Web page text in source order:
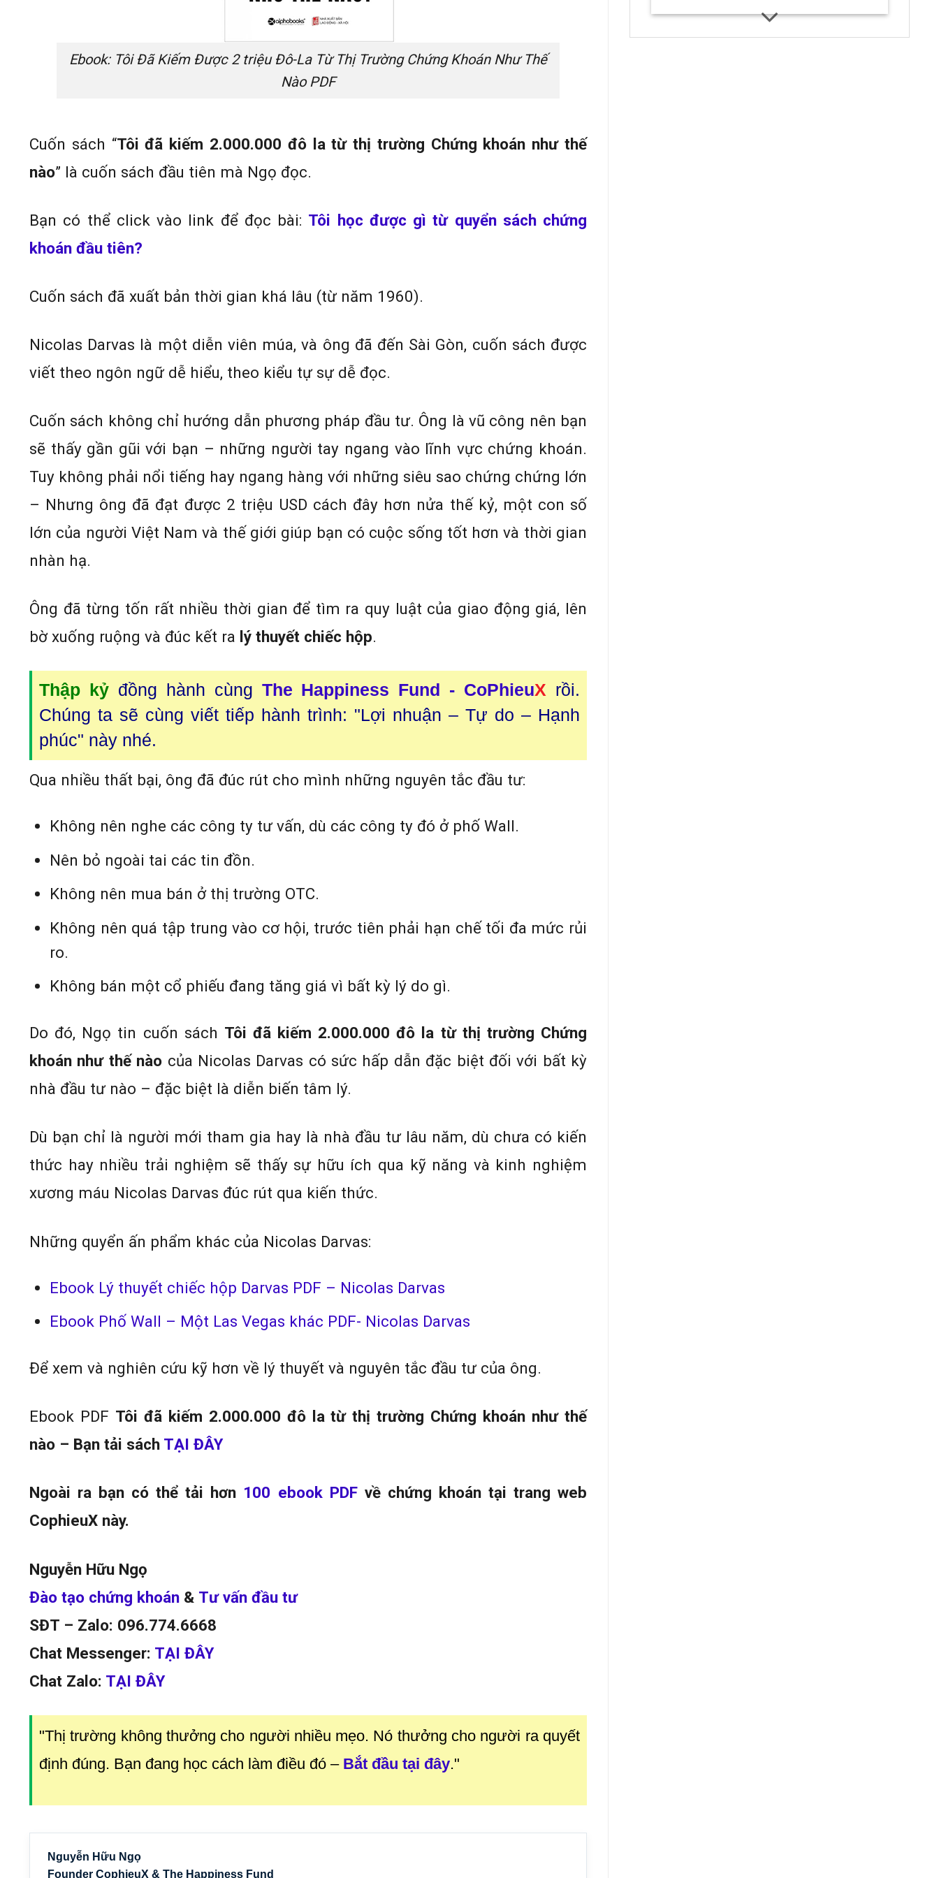
Ebook: Tôi Đã Kiếm Được 2 triệu Đô-La Từ Thị Trường Chứng Khoán Như Thế
Nào PDF
Cuốn sách “Tôi đã kiếm 2.000.000 đô la từ thị trường Chứng khoán như thế
nào” là cuốn sách đầu tiên mà Ngọ đọc.
Bạn có thể click vào link để đọc bài: Tôi học được gì từ quyển sách chứng
khoán đầu tiên?
Cuốn sách đã xuất bản thời gian khá lâu (từ năm 1960).
Nicolas Darvas là một diễn viên múa, và ông đã đến Sài Gòn, cuốn sách được
viết theo ngôn ngữ dễ hiểu, theo kiểu tự sự dễ đọc.
Cuốn sách không chỉ hướng dẫn phương pháp đầu tư. Ông là vũ công nên bạn
sẽ thấy gần gũi với bạn – những người tay ngang vào lĩnh vực chứng khoán.
Tuy không phải nổi tiếng hay ngang hàng với những siêu sao chứng chứng lớn
– Nhưng ông đã đạt được 2 triệu USD cách đây hơn nửa thế kỷ, một con số
lớn của người Việt Nam và thế giới giúp bạn có cuộc sống tốt hơn và thời gian
nhàn hạ.
Ông đã từng tốn rất nhiều thời gian để tìm ra quy luật của giao động giá, lên
bờ xuống ruộng và đúc kết ra lý thuyết chiếc hộp.
Thập kỷ đồng hành cùng The Happiness Fund - CoPhieuX rồi.
Chúng ta sẽ cùng viết tiếp hành trình: "Lợi nhuận – Tự do – Hạnh
phúc" này nhé.
Qua nhiều thất bại, ông đã đúc rút cho mình những nguyên tắc đầu tư:
Không nên nghe các công ty tư vấn, dù các công ty đó ở phố Wall.
Nên bỏ ngoài tai các tin đồn.
Không nên mua bán ở thị trường OTC.
Không nên quá tập trung vào cơ hội, trước tiên phải hạn chế tối đa mức rủi
ro.
Không bán một cổ phiếu đang tăng giá vì bất kỳ lý do gì.
Do đó, Ngọ tin cuốn sách Tôi đã kiếm 2.000.000 đô la từ thị trường Chứng
khoán như thế nào của Nicolas Darvas có sức hấp dẫn đặc biệt đối với bất kỳ
nhà đầu tư nào – đặc biệt là diễn biến tâm lý.
Dù bạn chỉ là người mới tham gia hay là nhà đầu tư lâu năm, dù chưa có kiến
thức hay nhiều trải nghiệm sẽ thấy sự hữu ích qua kỹ năng và kinh nghiệm
xương máu Nicolas Darvas đúc rút qua kiến thức.
Những quyển ấn phẩm khác của Nicolas Darvas:
Ebook Lý thuyết chiếc hộp Darvas PDF – Nicolas Darvas
Ebook Phố Wall – Một Las Vegas khác PDF- Nicolas Darvas
Để xem và nghiên cứu kỹ hơn về lý thuyết và nguyên tắc đầu tư của ông.
Ebook PDF Tôi đã kiếm 2.000.000 đô la từ thị trường Chứng khoán như thế
nào – Bạn tải sách TẠI ĐÂY
Ngoài ra bạn có thể tải hơn 100 ebook PDFvề chứng khoán tại trang web
CophieuX này.
Nguyễn Hữu Ngọ
Đào tạo chứng khoán & Tư vấn đầu tư
SĐT – Zalo: 096.774.6668
Chat Messenger: TẠI ĐÂY
Chat Zalo: TẠI ĐÂY
"Thị trường không thưởng cho người nhiều mẹo. Nó thưởng cho người ra quyết
định đúng. Bạn đang học cách làm điều đó – Bắt đầu tại đây."
Nguyễn Hữu Ngọ
Founder CophieuX & The Happiness Fund